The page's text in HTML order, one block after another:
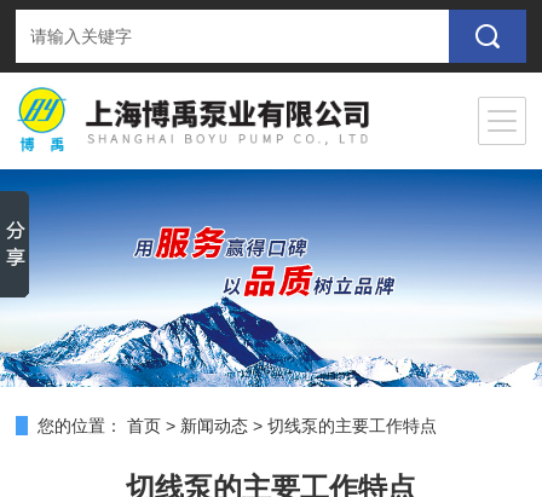
您的位置： 首页 > 新闻动态 >切线泵的主要工作特点
切线泵的主要工作特点